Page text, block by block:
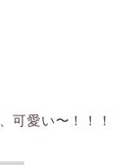
可愛い〜！！！